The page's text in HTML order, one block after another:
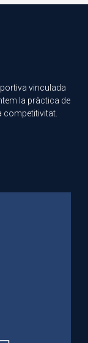
vinculada
la pràctica de
competitivitat.